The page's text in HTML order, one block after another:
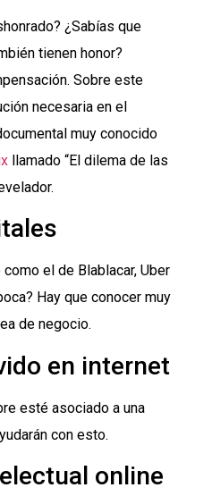
¿Sabías que
tienen honor?
Sobre este
necesaria en el
muy conocido
llamado “El dilema de las
el de Blablacar, Uber
Hay que conocer muy
de negocio.
en internet
esté asociado a una
con esto.
online